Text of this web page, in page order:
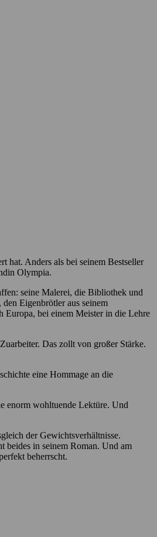
hat. Anders als bei seinem Bestseller
Olympia.
seine Malerei, die Bibliothek und
Eigenbrötler aus seinem
Europa, bei einem Meister in die Lehre
Das zollt von großer Stärke.
eine Hommage an die
enorm wohltuende Lektüre. Und
der Gewichtsverhältnisse.
beides in seinem Roman. Und am
beherrscht.